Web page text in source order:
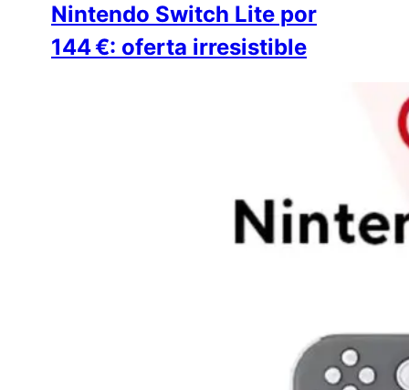
Nintendo Switch Lite por
144 €: oferta irresistible